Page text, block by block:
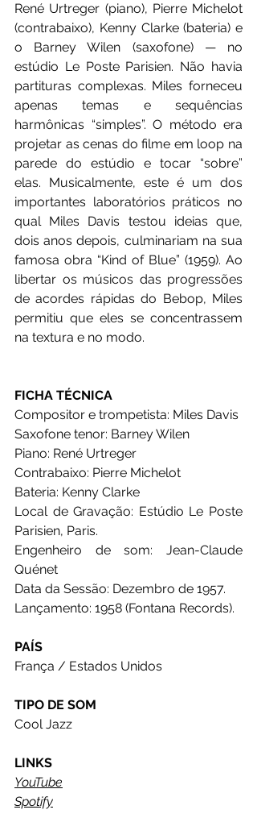
René Urtreger (piano), Pierre Michelot
(contrabaixo), Kenny Clarke (bateria) e
o Barney Wilen (saxofone) — no
estúdio Le Poste Parisien. Não havia
partituras complexas. Miles forneceu
apenas temas e sequências
harmônicas “simples”. O método era
projetar as cenas do filme em loop na
parede do estúdio e tocar “sobre”
elas. Musicalmente, este é um dos
importantes laboratórios práticos no
qual Miles Davis testou ideias que,
dois anos depois, culminariam na sua
famosa obra “Kind of Blue” (1959). Ao
libertar os músicos das progressões
de acordes rápidas do Bebop, Miles
permitiu que eles se concentrassem
na textura e no modo.
FICHA TÉCNICA
Compositor e trompetista: Miles Davis
Saxofone tenor: Barney Wilen
Piano: René Urtreger
Contrabaixo: Pierre Michelot
Bateria: Kenny Clarke
Local de Gravação: Estúdio Le Poste
Parisien, Paris.
Engenheiro de som: Jean-Claude
Quénet
Data da Sessão: Dezembro de 1957.
Lançamento: 1958 (Fontana Records).
PAÍS
França / Estados Unidos
TIPO DE SOM
Cool Jazz
LINKS
YouTube
Spotify